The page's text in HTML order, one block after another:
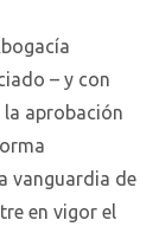
– y con
aprobación
vanguardia de
en vigor el